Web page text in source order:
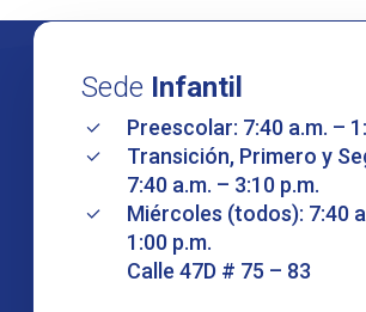
Sede Infantil
Preescolar: 7:40 a.m. –
Transición, Primero y
7:40 a.m. – 3:10 p.m.
Miércoles (todos): 7:40
1:00 p.m.
Calle 47D # 75 – 83